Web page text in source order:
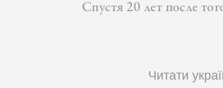
Спустя 20 лет после
Читати